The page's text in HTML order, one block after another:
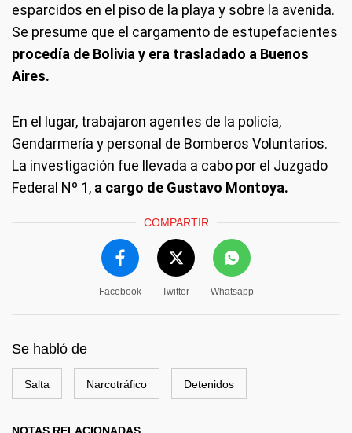
esparcidos en el piso de la playa y sobre la avenida.
Se presume que el cargamento de estupefacientes
procedía de Bolivia y era trasladado a Buenos
Aires.
En el lugar, trabajaron agentes de la policía,
Gendarmería y personal de Bomberos Voluntarios.
La investigación fue llevada a cabo por el Juzgado
Federal Nº 1, a cargo de Gustavo Montoya.
COMPARTIR
Facebook Twitter Whatsapp
Se habló de
Salta Narcotráfico Detenidos
NOTAS RELACIONADAS